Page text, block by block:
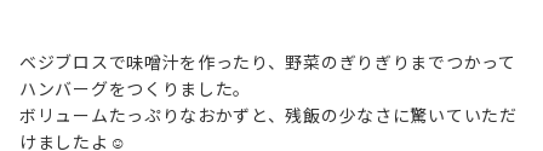
ベジブロスで味噌汁を作ったり、野菜のぎりぎりまでつかって
ハンバーグをつくりました。
ボリュームたっぷりなおかずと、残飯の少なさに驚いていただ
けましたよ☺️